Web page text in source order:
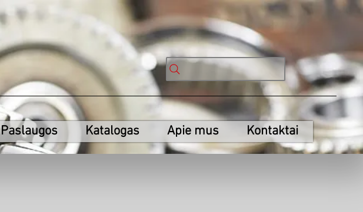
Paslaugos Katalogas Apie mus Kontaktai